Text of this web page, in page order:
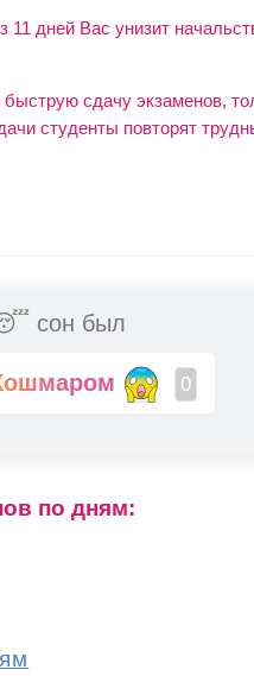
11 дней Вас унизит
сдачу экзаменов,
студенты повторят
сон был
0
по дням: